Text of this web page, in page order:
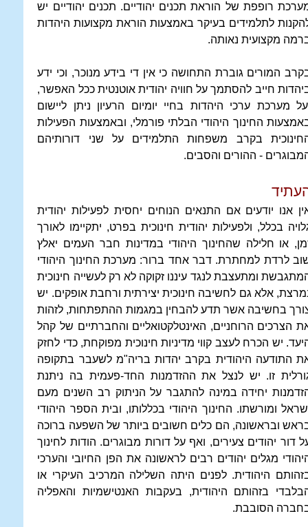
רופפת של הוראת תכנים יהודיים. תכנים יהודיים יש
לתלמידים בעיקר באמצעות הוראת מקצועות היהדות
מקצועית נאותה.
המורים גוברת התחושה כי אין די בידע מנוכר, וכי ידע
חייב להסתמך על חוויה יהודית אוטנטית ככל האפשר,
מערכת ערכי היהדות בחיי יומיום הרעיון ניתן ליישום
החינוך היהודי הבלתי פורמלי, ובאמצעות הפעילות
בקרב משפחות התלמידים על שני דורותיהם
- ההורים והסבים.
אנו יודעים אם התנאים הנוחים יחסית לפעילות יהודית
בכלל, ולפעילות יהודית חינוכית בפרט, יתקיימו לאורך
או חלילה שהחינוך היהודי במדינות חבר העמים יאלץ
לרדת למחתרת. דבר אחד ברור: מערכת החינוך היהודי
ומתעצבת לנגד עיננו זקוקה לא רק לעשייה חינוכית
אלא גם לחשיבה חינוכית יצירתית ורחבת אופקים. יש
בחשיבה אשר תדע להבחין במגמות ההתפתחות, לזהות
הצרכים הרוחניים, האינטלקטואליים והחברתיים של קהל
יש הכרח לעצב קווי מדיניות חינוכית מפוקחת, כדי לחזק
התודעה היהודית בקרב יהדות בריה"מ לשעבר בתקופה
זו. יש לנצל את ההזדמנות החד-פעמית בה ניתנת
יחידה במינה להתגבר על הניתוק רב השנים מעם
ומורשתו. החינוך היהודי בכללותו, ובית הספר היהודי
ובראשונה, הם כלים חשובים ביותר של השפעה ברוכה
דור יהודים צעירים, ואף על דורות מבוגרים. הודות לחינוך
מגלים יהודים רבים לראשונה את הפן החיובי והערכי
היהודית. לפנים היתה השלילה המרכיב העיקרי או
בזהותם היהודית, בעקבות האנטישמיות והאפליה
הסובבת.